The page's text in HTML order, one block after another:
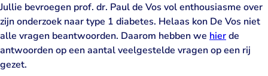
Jullie bevroegen prof. dr. Paul de Vos vol enthousiasme over
zijn onderzoek naar type 1 diabetes. Helaas kon De Vos niet
alle vragen beantwoorden. Daarom hebben we hierde
antwoorden op een aantal veelgestelde vragen op een rij
gezet.